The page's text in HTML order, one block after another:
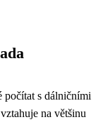
počítat s dálničními
na většinu